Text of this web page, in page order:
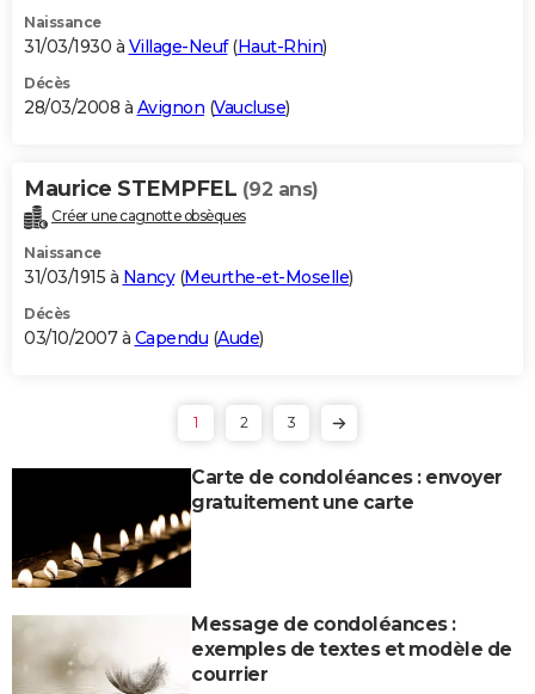
Naissance
31/03/1930 à Village-Neuf(Haut-Rhin)
Décès
28/03/2008 à Avignon (Vaucluse)
Maurice STEMPFEL (92 ans)
Créer une cagnotte obsèques
Naissance
31/03/1915 à Nancy(Meurthe-et-Moselle)
Décès
03/10/2007 à Capendu (Aude)
1 2 3
Carte de condoléances : envoyer
gratuitement une carte
Message de condoléances :
exemples de textes et modèle de
courrier